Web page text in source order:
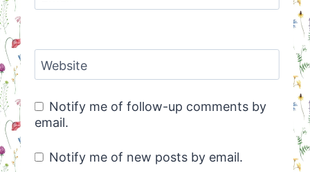
Website
Notify me of follow-up comments by
email.
Notify me of new posts by email.